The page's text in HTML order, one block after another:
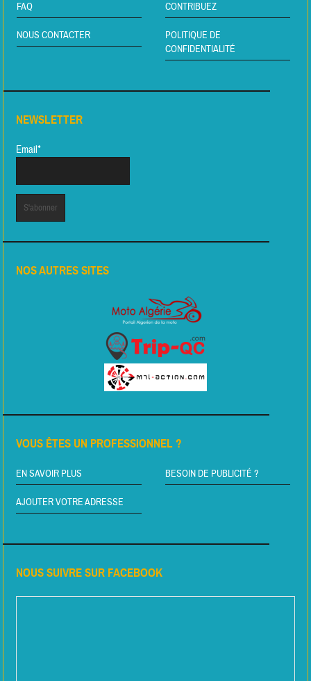
FAQ CONTRIBUEZ
NOUS CONTACTER
POLITIQUE DE
CONFIDENTIALITÉ
NEWSLETTER
Email*
NOS AUTRES SITES
VOUS ÊTES UN PROFESSIONNEL ?
EN SAVOIR PLUS BESOIN DE PUBLICITÉ ?
AJOUTER VOTRE ADRESSE
NOUS SUIVRE SUR FACEBOOK